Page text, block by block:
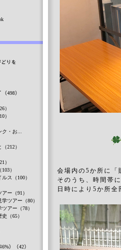
会場内の5か所に「
そのうち、時間帯
日時により5か所
どりを
498）
）
）
・お...
212）
）
）
ス（100）
ー（91）
ツアー（80）
アー（78）
（65）
）（42）